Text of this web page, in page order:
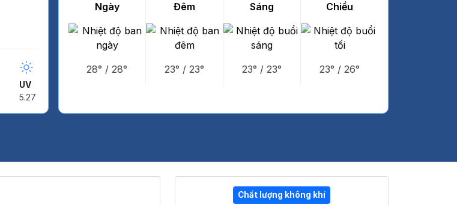
UV
5.27
Ngày
28° / 28°
Đêm
23° / 23°
Sáng
23° / 23°
Chiều
23° / 26°
Chất lượng không khí